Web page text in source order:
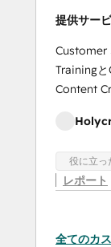
提供サー
Customer
Training
Content
役に立っ
レポート
全てのカ